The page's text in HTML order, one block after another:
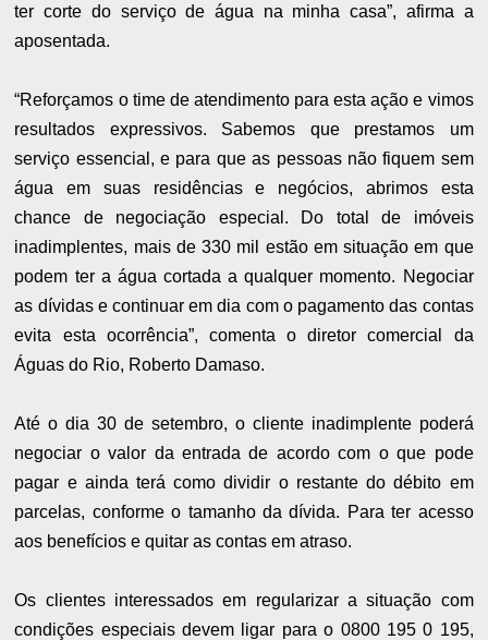
ter corte do serviço de água na minha casa”, afirma a
aposentada.
“Reforçamos o time de atendimento para esta ação e vimos
resultados expressivos. Sabemos que prestamos um
serviço essencial, e para que as pessoas não fiquem sem
água em suas residências e negócios, abrimos esta
chance de negociação especial. Do total de imóveis
inadimplentes, mais de 330 mil estão em situação em que
podem ter a água cortada a qualquer momento. Negociar
as dívidas e continuar em dia com o pagamento das contas
evita esta ocorrência”, comenta o diretor comercial da
Águas do Rio, Roberto Damaso.
Até o dia 30 de setembro, o cliente inadimplente poderá
negociar o valor da entrada de acordo com o que pode
pagar e ainda terá como dividir o restante do débito em
parcelas, conforme o tamanho da dívida. Para ter acesso
aos benefícios e quitar as contas em atraso.
Os clientes interessados em regularizar a situação com
condições especiais devem ligar para o 0800 195 0 195,